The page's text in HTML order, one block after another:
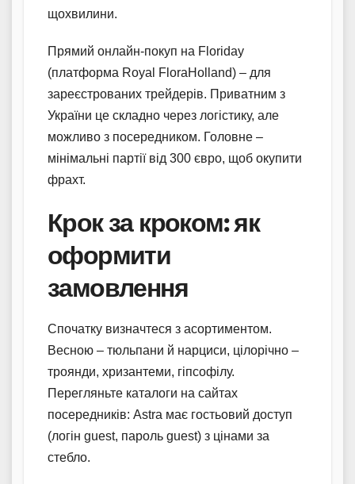
щохвилини.
Прямий онлайн-покуп на Floriday
(платформа Royal FloraHolland) – для
зареєстрованих трейдерів. Приватним з
України це складно через логістику, але
можливо з посередником. Головне –
мінімальні партії від 300 євро, щоб окупити
фрахт.
Крок за кроком: як
оформити
замовлення
Спочатку визначтеся з асортиментом.
Весною – тюльпани й нарциси, цілорічно –
троянди, хризантеми, гіпсофілу.
Перегляньте каталоги на сайтах
посередників: Astra має гостьовий доступ
(логін guest, пароль guest) з цінами за
стебло.